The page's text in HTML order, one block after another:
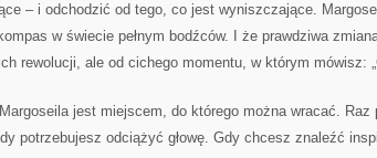
– i odchodzić od tego, co jest wyniszczające.
w świecie pełnym bodźców. I że prawdziwa
rewolucji, ale od cichego momentu, w którym mówisz:
jest miejscem, do którego można wracać.
potrzebujesz odciążyć głowę. Gdy chcesz znaleźć